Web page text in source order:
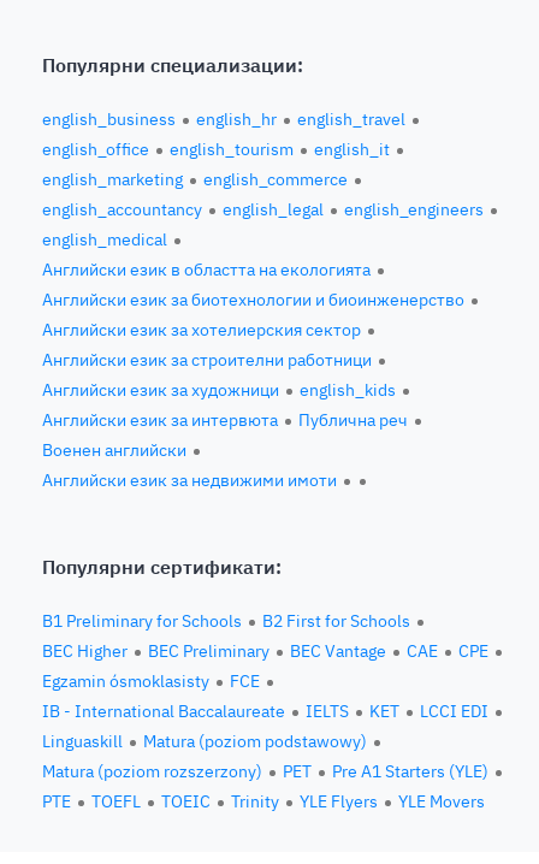
Популярни специализации:
english_business english_hr
english_travel
english_office
english_tourism
english_it
english_marketing
english_commerce
english_accountancy
english_legal
english_engineers
english_medical
Английски език в областта на екологията
Английски език за биотехнологии и биоинженерство
Английски език за хотелиерския сектор
Английски език за строителни работници
Английски език за художници
english_kids
Английски език за интервюта
Публична реч
Военен английски
Английски език за недвижими имоти
Популярни сертификати:
B1 Preliminary for Schools
B2 First for Schools
BEC Higher
BEC Preliminary BEC Vantage CAE
CPE
Egzamin ósmoklasisty
FCE
IB - International Baccalaureate
IELTS KET
LCCI EDI
Linguaskill
Matura (poziom podstawowy)
Matura (poziom rozszerzony)
PET
Pre A1 Starters (YLE)
PTE
TOEFL TOEIC Trinity YLE Flyers YLE Movers